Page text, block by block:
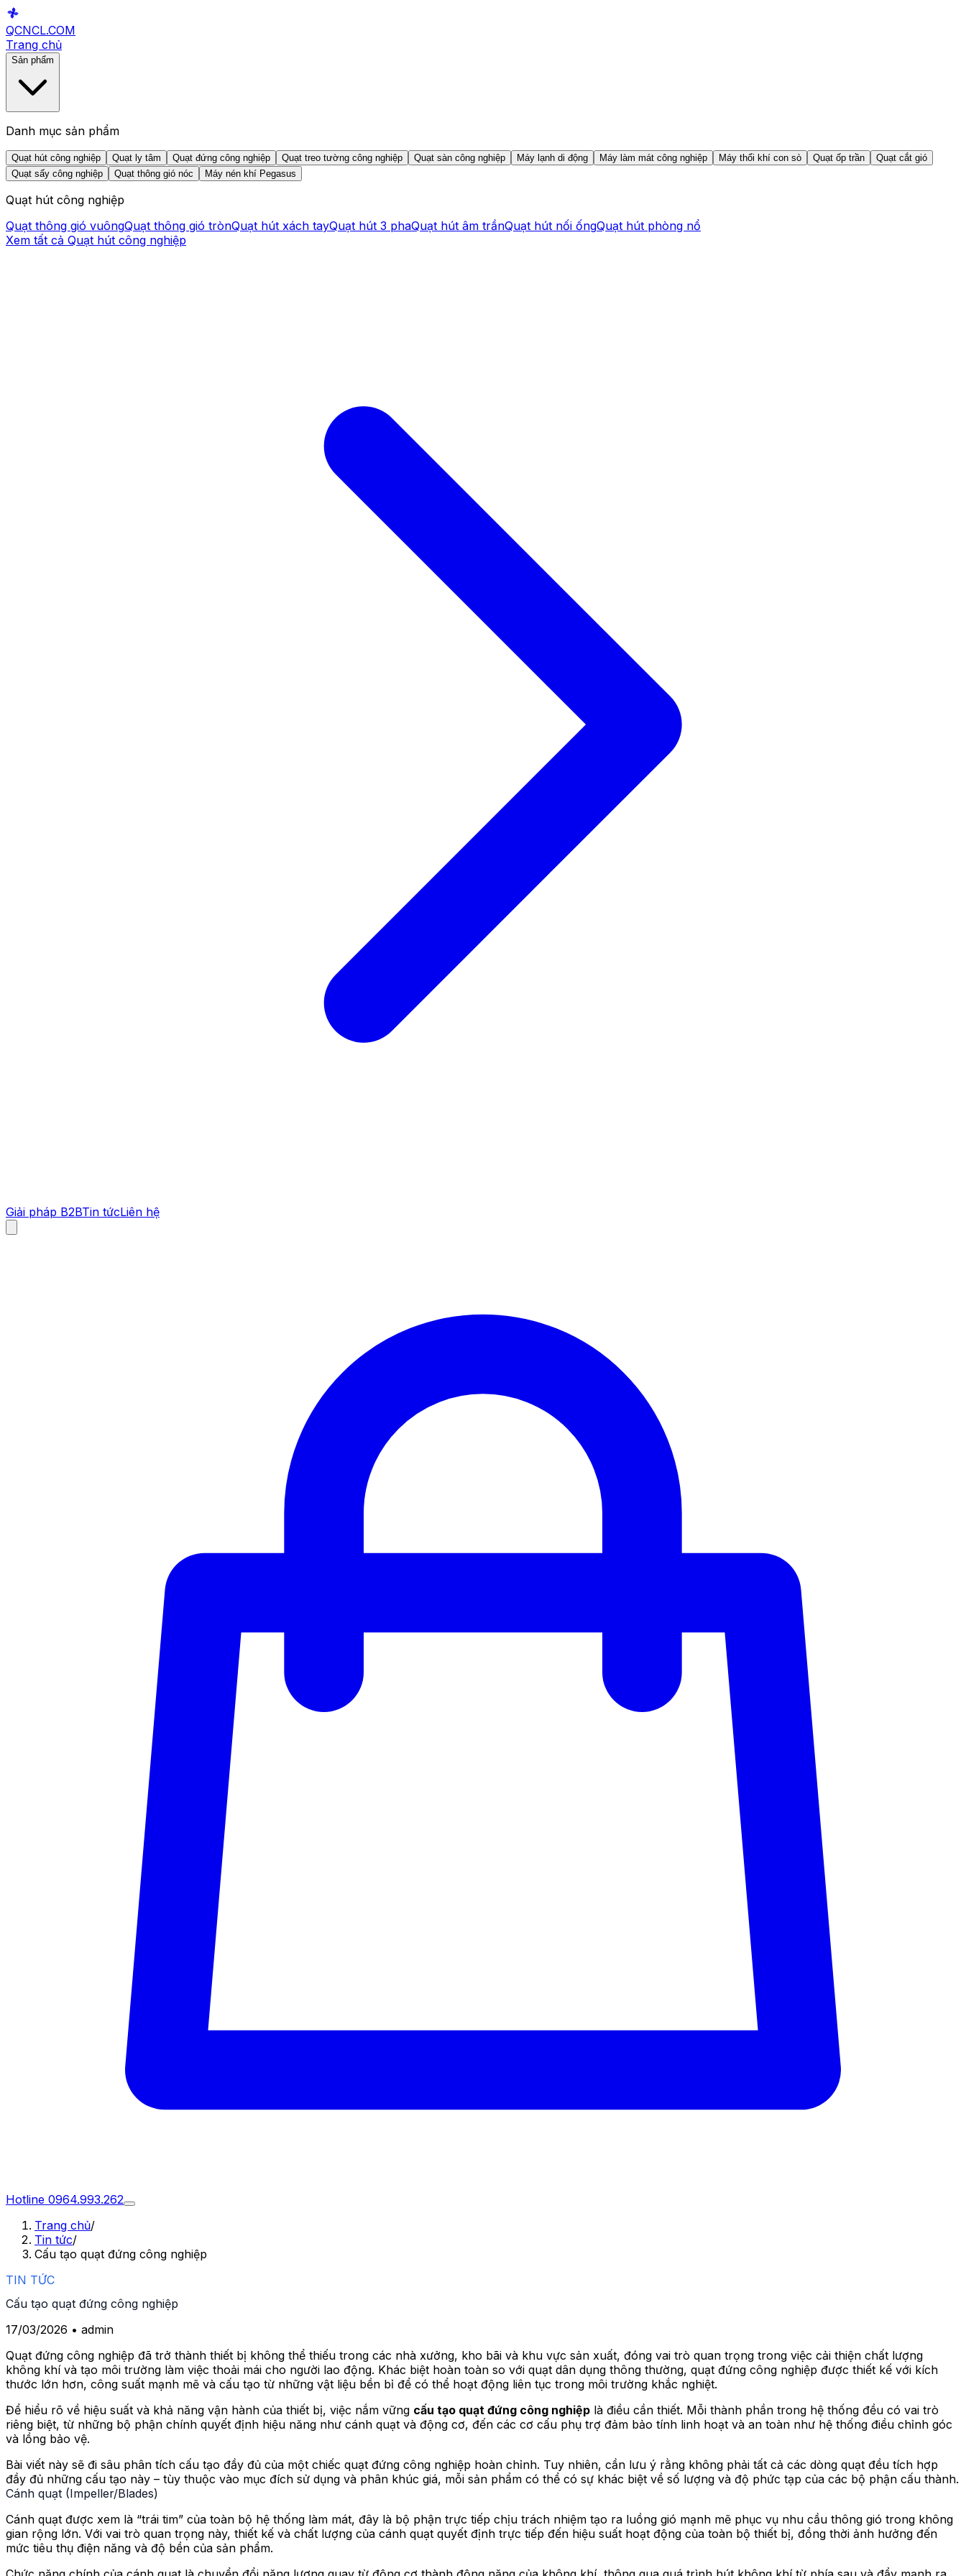
QCNCL.COM
Trang chủ
Sản phẩm
Danh mục sản phẩm
Quạt hút công nghiệp Quạt ly tâm Quạt đứng công nghiệp Quạt treo tường công nghiệp Quạt sàn công nghiệp Máy lạnh di động Máy làm mát công nghiệp Máy thổi khí con sò Quạt ốp trần
Quạt cắt gió
Quạt sấy công nghiệp
Quạt thông gió nóc Máy nén khí Pegasus
Quạt hút công nghiệp
Quạt thông gió vuôngQuạt thông gió trònQuạt hút xách tayQuạt hút 3 phaQuạt hút âm trầnQuạt hút nối ốngQuạt hút phòng nổ
Xem tất cả Quạt hút công nghiệp
Giải pháp B2BTin tứcLiên hệ
Hotline 0964.993.262
Trang chủ/
Tin tức/
Cấu tạo quạt đứng công nghiệp
TIN TỨC
Cấu tạo quạt đứng công nghiệp
17/03/2026 • admin
Quạt đứng công nghiệp đã trở thành thiết bị không thể thiếu trong các nhà xưởng, kho bãi và khu vực sản xuất, đóng vai trò quan trọng trong việc cải thiện chất lượng
không khí và tạo môi trường làm việc thoải mái cho người lao động. Khác biệt hoàn toàn so với quạt dân dụng thông thường, quạt đứng công nghiệp được thiết kế với kích
thước lớn hơn, công suất mạnh mẽ và cấu tạo từ những vật liệu bền bỉ để có thể hoạt động liên tục trong môi trường khắc nghiệt.
Để hiểu rõ về hiệu suất và khả năng vận hành của thiết bị, việc nắm vững cấu tạo quạt đứng công nghiệp là điều cần thiết. Mỗi thành phần trong hệ thống đều có vai trò
riêng biệt, từ những bộ phận chính quyết định hiệu năng như cánh quạt và động cơ, đến các cơ cấu phụ trợ đảm bảo tính linh hoạt và an toàn như hệ thống điều chỉnh góc
và lồng bảo vệ.
Bài viết này sẽ đi sâu phân tích cấu tạo đầy đủ của một chiếc quạt đứng công nghiệp hoàn chỉnh. Tuy nhiên, cần lưu ý rằng không phải tất cả các dòng quạt đều tích hợp
đầy đủ những cấu tạo này – tùy thuộc vào mục đích sử dụng và phân khúc giá, mỗi sản phẩm có thể có sự khác biệt về số lượng và độ phức tạp của các bộ phận cấu thành.
Cánh quạt (Impeller/Blades)
Cánh quạt được xem là “trái tim” của toàn bộ hệ thống làm mát, đây là bộ phận trực tiếp chịu trách nhiệm tạo ra luồng gió mạnh mẽ phục vụ nhu cầu thông gió trong không
gian rộng lớn. Với vai trò quan trọng này, thiết kế và chất lượng của cánh quạt quyết định trực tiếp đến hiệu suất hoạt động của toàn bộ thiết bị, đồng thời ảnh hưởng đến
mức tiêu thụ điện năng và độ bền của sản phẩm.